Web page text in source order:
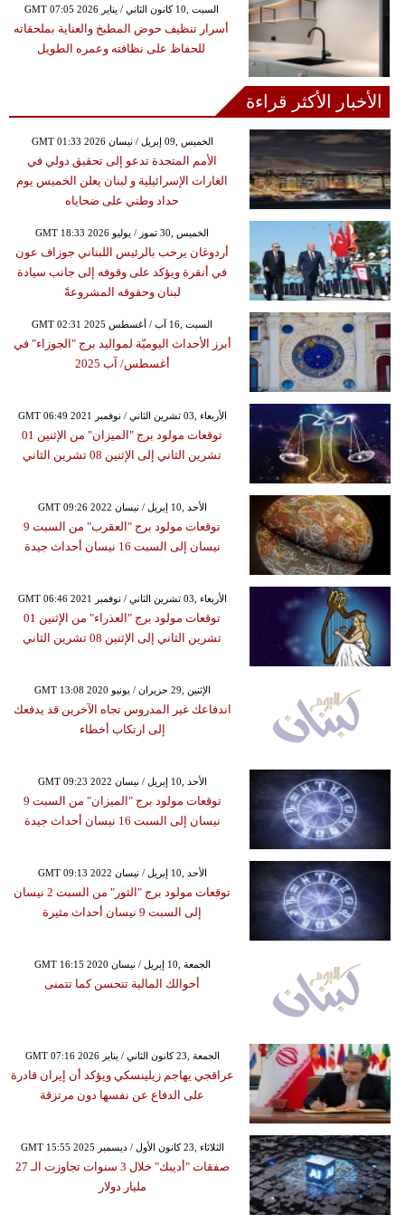
GMT 07:05 2026 السبت ,10 كانون الثاني / يناير
أسرار تنظيف حوض المطبخ والعناية بملحقاته
للحفاظ على نظافته وعمره الطويل
الأخبار الأكثر قراءة
GMT 01:33 2026 الخميس ,09 إبريل / نيسان
الأمم المتحدة تدعو إلى تحقيق دولي في
الغارات الإسرائيلية و لبنان يعلن الخميس يوم
حداد وطني على ضحاياه
GMT 18:33 2026 الخميس ,30 تموز / يوليو
أردوغان يرحب بالرئيس اللبناني جوزاف عون
في أنقرة ويؤكد على وقوفه إلى جانب سيادة
لبنان وحقوقه المشروعةً
GMT 02:31 2025 السبت ,16 آب / أغسطس
أبرز الأحداث اليوميّة لمواليد برج "الجوزاء" في
أغسطس/ آب 2025
GMT 06:49 2021 الأربعاء ,03 تشرين الثاني / نوفمبر
توقعات مولود برج "الميزان" من الإثنين 01
تشرين الثاني إلى الإثنين 08 تشرين الثاني
GMT 09:26 2022 الأحد ,10 إبريل / نيسان
توقعات مولود برج "العقرب" من السبت 9
نيسان إلى السبت 16 نيسان أحداث جيدة
GMT 06:46 2021 الأربعاء ,03 تشرين الثاني / نوفمبر
توقعات مولود برج "العذراء" من الإثنين 01
تشرين الثاني إلى الإثنين 08 تشرين الثاني
GMT 13:08 2020 الإثنين ,29 حزيران / يونيو
اندفاعك غير المدروس تجاه الآخرين قد يدفعك
إلى ارتكاب أخطاء
GMT 09:23 2022 الأحد ,10 إبريل / نيسان
توقعات مولود برج "الميزان" من السبت 9
نيسان إلى السبت 16 نيسان أحداث جيدة
GMT 09:13 2022 الأحد ,10 إبريل / نيسان
توقعات مولود برج "الثور" من السبت 2 نيسان
إلى السبت 9 نيسان أحداث مثيرة
GMT 16:15 2020 الجمعة ,10 إبريل / نيسان
أحوالك المالية تتحسن كما تتمنى
GMT 07:16 2026 الجمعة ,23 كانون الثاني / يناير
عراقجي يهاجم زيلينسكي ويؤكد أن إيران قادرة
على الدفاع عن نفسها دون مرتزقة
GMT 15:55 2025 الثلاثاء ,23 كانون الأول / ديسمبر
صفقات "أديبك" خلال 3 سنوات تجاوزت الـ 27
مليار دولار